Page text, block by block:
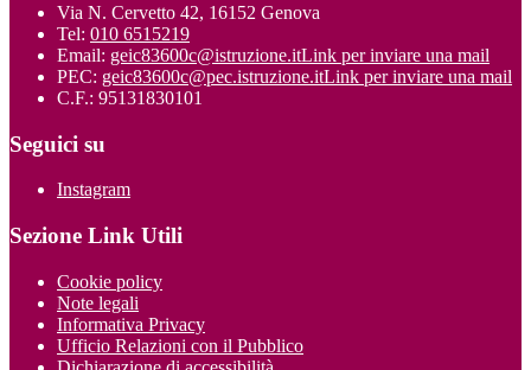
Via N. Cervetto 42, 16152 Genova
Tel: 010 6515219
Email: geic83600c@istruzione.itLink per inviare una mail
PEC: geic83600c@pec.istruzione.itLink per inviare una mail
C.F.: 95131830101
Seguici su
Instagram
Sezione Link Utili
Cookie policy
Note legali
Informativa Privacy
Ufficio Relazioni con il Pubblico